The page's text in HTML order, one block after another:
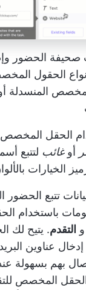
صحيفة الحضور
الحقول
المنسدلة
الحقل المخصص
أوغائب لتتبع
الخيارات
تتبع
باستخدام
و التقدم. يتيح لك
إدخال عناوين
بهم بسهولة
المخصص